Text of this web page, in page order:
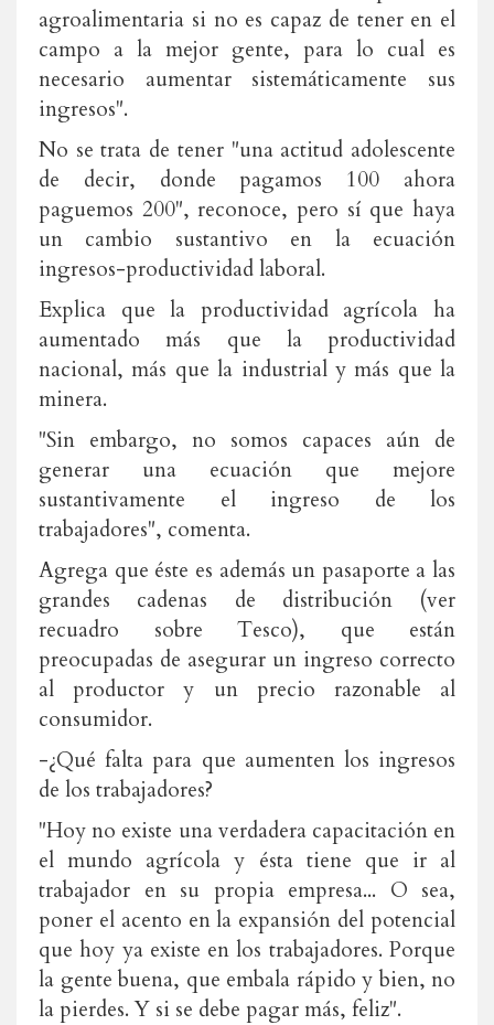
agroalimentaria si no es capaz de tener en el
campo a la mejor gente, para lo cual es
necesario aumentar sistemáticamente sus
ingresos".
No se trata de tener "una actitud adolescente
de decir, donde pagamos 100 ahora
paguemos 200", reconoce, pero sí que haya
un cambio sustantivo en la ecuación
ingresos-productividad laboral.
Explica que la productividad agrícola ha
aumentado más que la productividad
nacional, más que la industrial y más que la
minera.
"Sin embargo, no somos capaces aún de
generar una ecuación que mejore
sustantivamente el ingreso de los
trabajadores", comenta.
Agrega que éste es además un pasaporte a las
grandes cadenas de distribución (ver
recuadro sobre Tesco), que están
preocupadas de asegurar un ingreso correcto
al productor y un precio razonable al
consumidor.
-¿Qué falta para que aumenten los ingresos
de los trabajadores?
"Hoy no existe una verdadera capacitación en
el mundo agrícola y ésta tiene que ir al
trabajador en su propia empresa... O sea,
poner el acento en la expansión del potencial
que hoy ya existe en los trabajadores. Porque
la gente buena, que embala rápido y bien, no
la pierdes. Y si se debe pagar más, feliz".